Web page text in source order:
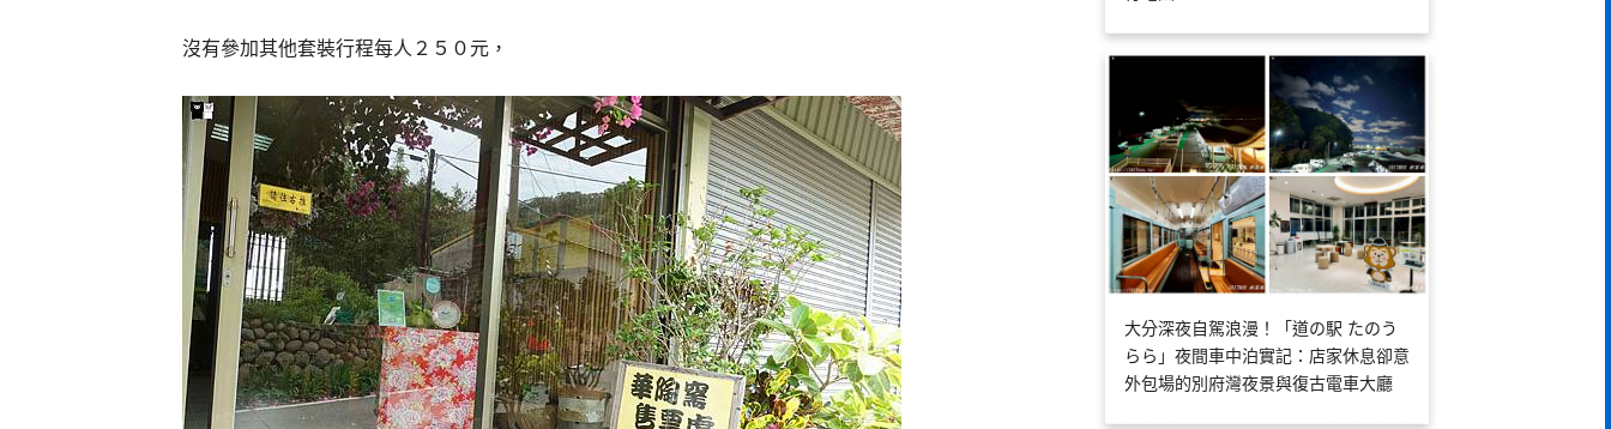
沒有參加其他套裝行程每人２５０元，
大分深夜自駕浪漫！「道の駅 たのう
らら」夜間車中泊實記：店家休息卻意
外包場的別府灣夜景與復古電車大廳